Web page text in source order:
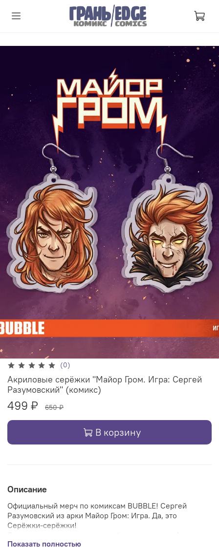
(0)
Акриловые серёжки "Майор Гром. Игра: Сергей
Разумовский" (комикс)
499 ₽ 650 ₽
В корзину
Описание
Официальный мерч по комиксам BUBBLE! Сергей
Разумовский из арки Майор Гром: Игра. Да, это
Серёжки-серёжки!
швензы из нержавеющей стали. Красивое.
Показать полностью